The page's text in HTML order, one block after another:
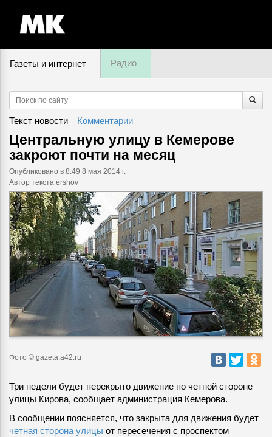
Газеты и интернет Радио
7 августа, четверг,02:59
Текст новости Комментарии
Центральную улицу в Кемерове
закроют почти на месяц
Опубликовано в 8:49 8 мая 2014 г.
Автор текста ershov
Фото © gazeta.a42.ru
Три недели будет перекрыто движение по четной стороне
улицы Кирова, сообщает администрация Кемерова.
В сообщении поясняется, что закрыта для движения будет
четная сторона улицы от пересечения с проспектом